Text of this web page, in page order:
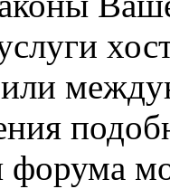
форума